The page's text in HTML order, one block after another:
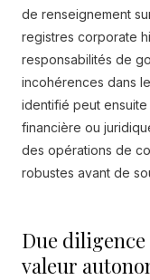
de renseignement
registres corporate
responsabilités de
incohérences dans
identifié peut
financière ou
des opérations de
robustes avant de
Due
valeur